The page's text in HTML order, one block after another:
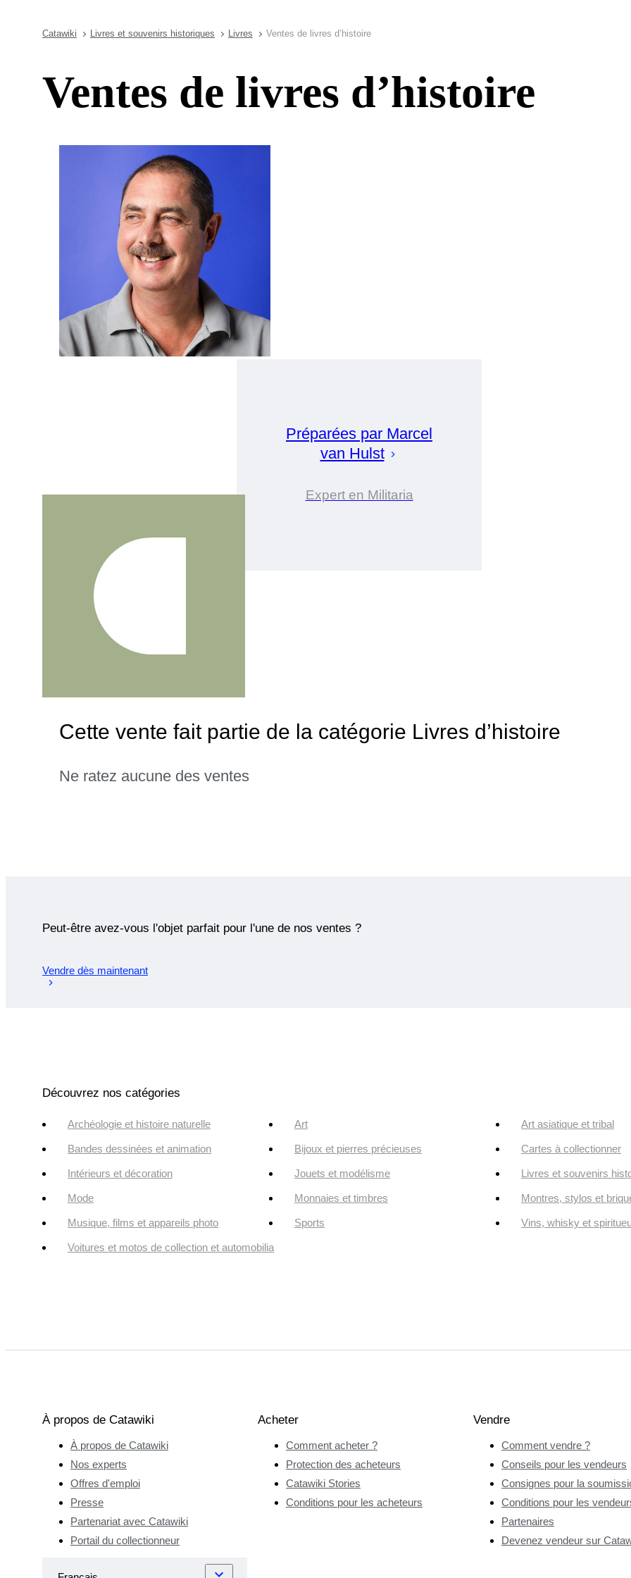
Catawiki Livres et souvenirs historiques Livres Ventes de livres d’histoire
Ventes de livres d’histoire
Préparées par Marcel
van Hulst
Expert en Militaria
Cette vente fait partie de la catégorie Livres d’histoire
Ne ratez aucune des ventes
Peut-être avez-vous l'objet parfait pour l'une de nos ventes ?
Vendre dès maintenant
Découvrez nos catégories
Archéologie et histoire naturelle Art Art asiatique et tribal
Bandes dessinées et animation Bijoux et pierres précieuses Cartes à collectionner
Intérieurs et décoration Jouets et modélisme Livres et souvenirs
Mode Monnaies et timbres Montres, stylos et
Musique, films et appareils photo Sports Vins, whisky et
Voitures et motos de collection et automobilia
À propos de Catawiki
À propos de Catawiki
Nos experts
Offres d'emploi
Presse
Partenariat avec Catawiki
Portail du collectionneur
Acheter
Comment acheter ?
Protection des acheteurs
Catawiki Stories
Conditions pour les acheteurs
Vendre
Comment vendre ?
Conseils pour les vendeurs
Consignes pour la
Conditions pour les
Partenaires
Devenez vendeur sur